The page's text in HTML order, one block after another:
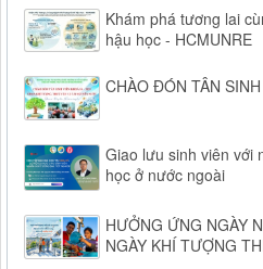
Khám phá tương lai
hậu học - HCMUNRE
CHÀO ĐÓN TÂN
Giao lưu sinh viên với
học ở nước ngoài
HƯỞNG ỨNG NGÀY
NGÀY KHÍ TƯỢNG